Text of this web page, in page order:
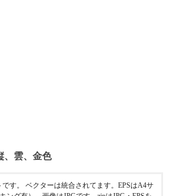
、雲、金色
す。 ベクターは統合されてます。EPSはA4サ